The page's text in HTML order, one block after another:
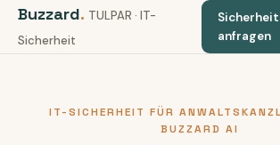
Buzzard. TULPAR · IT-
Sicherheit
anfragen
IT-SICHERHEIT FÜR
BUZZARD AI